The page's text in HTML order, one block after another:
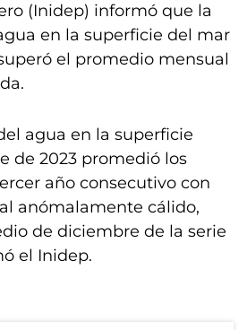
(Inidep) informó que la
en la superficie del mar
el promedio mensual
agua en la superficie
de 2023 promedió los
año consecutivo con
anómalamente cálido,
de diciembre de la serie
el Inidep.